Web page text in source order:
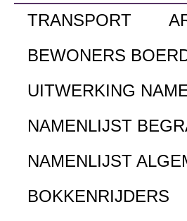
TRANSPORT
BEWONERS
UITWERKING
NAMENLIJST
NAMENLIJST
BOKKENRIJDERS